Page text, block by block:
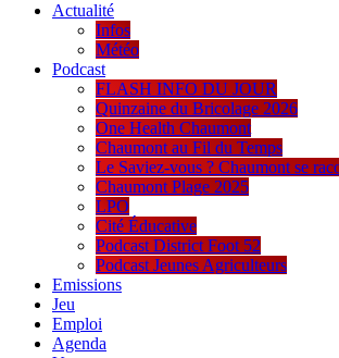
Actualité
Infos
Météo
Podcast
FLASH INFO DU JOUR
Quinzaine du Bricolage 2026
One Health Chaumont
Chaumont au Fil du Temps
Le Saviez-vous ? Chaumont se
Chaumont Plage 2025
LPO
Cité Éducative
Podcast District Foot 52
Podcast Jeunes Agriculteurs
Emissions
Jeu
Emploi
Agenda